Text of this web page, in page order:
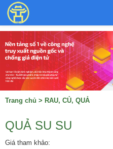
Trang chủ > RAU, CỦ, QUẢ
QUẢ SU SU
Giá tham khảo: